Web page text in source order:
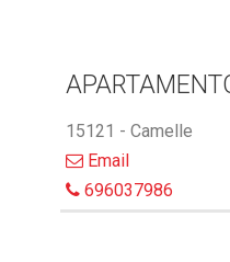
15121 - Camelle
Email
696037986